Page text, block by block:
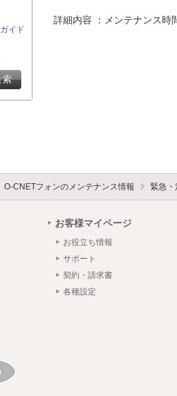
詳細内容 ：メンテナンス時
イド
O-CNETフォンのメンテナンス情報 緊急・
お客様マイページ
お役立ち情報
サポート
契約・請求書
各種設定